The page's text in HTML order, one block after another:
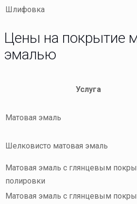
Шлифовка
Цены на покрытие
эмалью
Услуга
Матовая эмаль
Шелковисто матовая эмаль
Матовая эмаль с глянцевым
полировки
Матовая эмаль с глянцевым